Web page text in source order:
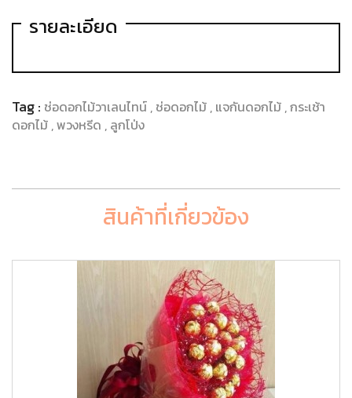
รายละเอียด
Tag : ช่อดอกไม้วาเลนไทน์ ช่อดอกไม้ แจกันดอกไม้ กระเช้า
ดอกไม้ พวงหรีด ลูกโป่ง
สินค้าที่เกี่ยวข้อง